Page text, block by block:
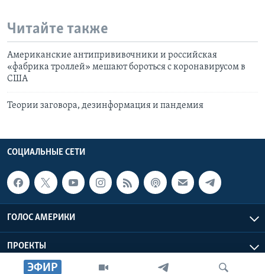
ЭФИР
Читайте также
Американские антипрививочники и российская
«фабрика троллей» мешают бороться с коронавирусом в
США
Теории заговора, дезинформация и пандемия
СОЦИАЛЬНЫЕ СЕТИ
ГОЛОС АМЕРИКИ
ПРОЕКТЫ